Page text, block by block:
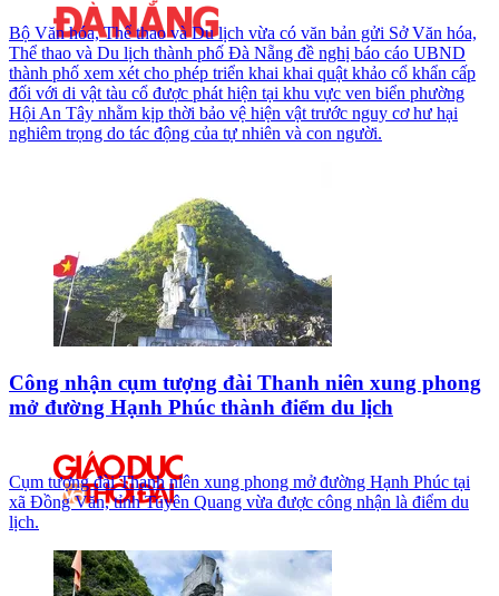
Bộ Văn hóa, Thể thao và Du lịch vừa có văn bản gửi Sở Văn hóa,
Thể thao và Du lịch thành phố Đà Nẵng đề nghị báo cáo UBND
thành phố xem xét cho phép triển khai khai quật khảo cổ khẩn cấp
đối với di vật tàu cổ được phát hiện tại khu vực ven biển phường
Hội An Tây nhằm kịp thời bảo vệ hiện vật trước nguy cơ hư hại
nghiêm trọng do tác động của tự nhiên và con người.
Công nhận cụm tượng đài Thanh niên xung phong
mở đường Hạnh Phúc thành điểm du lịch
Cụm tượng đài Thanh niên xung phong mở đường Hạnh Phúc tại
xã Đồng Văn, tỉnh Tuyên Quang vừa được công nhận là điểm du
lịch.